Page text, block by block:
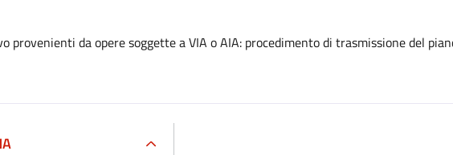
provenienti da opere soggette a VIA o AIA: procedimento di trasmissione del